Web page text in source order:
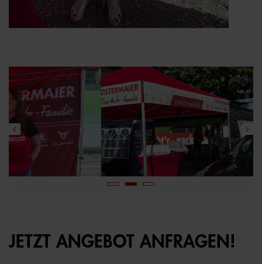
JETZT ANGEBOT ANFRAGEN!